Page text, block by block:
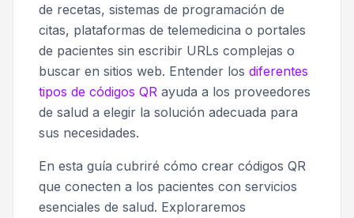
de recetas, sistemas de programación de
citas, plataformas de telemedicina o portales
de pacientes sin escribir URLs complejas o
buscar en sitios web. Entender los diferentes
tipos de códigos QR ayuda a los proveedores
de salud a elegir la solución adecuada para
sus necesidades.
En esta guía cubriré cómo crear códigos QR
que conecten a los pacientes con servicios
esenciales de salud. Exploraremos